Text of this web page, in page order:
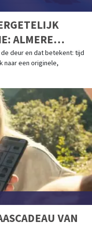
ALMERE
de deur en dat betekent: tijd
naar een originele,
VAN